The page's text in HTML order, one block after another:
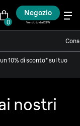
0
Negozio
Venduto da ESW
10% di sconto* sul tuo
nostri